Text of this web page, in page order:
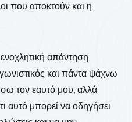
που αποκτούν και η
απάντηση
και πάντα ψάχνω
τον εαυτό μου, αλλά
αυτό μπορεί να οδηγήσει